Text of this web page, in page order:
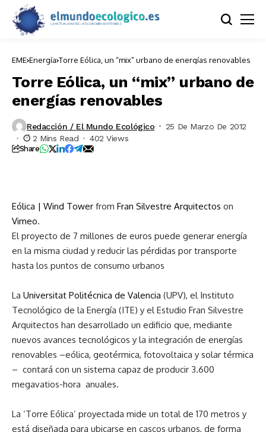
EME Energía Torre Eólica, un “mix” urbano de energías renovables
Torre Eólica, un “mix” urbano de
energías renovables
Redacción / El Mundo Ecológico
25 De Marzo De 2012
2 Mins Read
402 Views
Share
Eólica | Wind Tower from Fran Silvestre Arquitectos on
Vimeo.
El proyecto de 7 millones de euros puede generar energía
en la misma ciudad y reducir las pérdidas por transporte
hasta los puntos de consumo urbanos
La Universitat Politécnica de Valencia (UPV), el Instituto
Tecnológico de la Energía (ITE) y el Estudio Fran Silvestre
Arquitectos han desarrollado un edificio que, mediante
nuevos avances tecnológicos y la integración de energías
renovables –eólica, geotérmica, fotovoltaica y solar térmica
– contará con un sistema capaz de producir 3.600
megavatios-hora anuales.
La ‘Torre Eólica’ proyectada mide un total de 170 metros y
está diseñada para ubicarse en cascos urbanos, de forma